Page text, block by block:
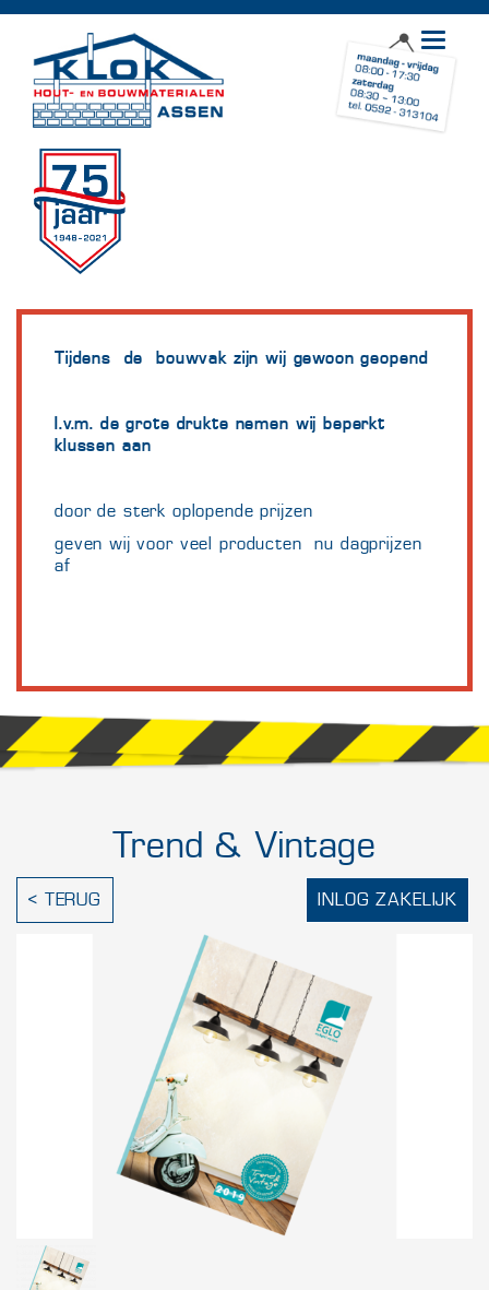
Toggle
Tijdens de bouwvak zijn wij gewoon geopend
I.v.m. de grote drukte nemen wij beperkt
klussen aan
door de sterk oplopende prijzen
geven wij voor veel producten nu dagprijzen
af
< TERUG INLOG ZAKELIJK
Trend & Vintage